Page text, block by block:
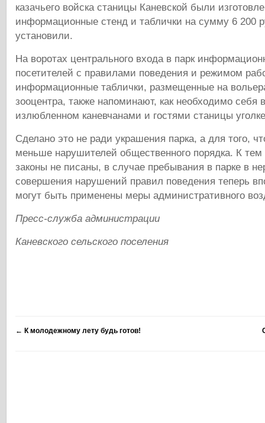
казачьего войска станицы Каневской были
информационные стенд и таблички на сумму 6 200
установили.
На воротах центрального входа в парк
посетителей с правилами поведения и режимом
информационные таблички, размещенные на
зооцентра, также напоминают, как необходимо себя
излюбленном каневчанами и гостями станицы
Сделано это не ради украшения парка, а для того,
меньше нарушителей общественного порядка. К тем
законы не писаны, в случае пребывания в парке в
совершения нарушений правил поведения теперь
могут быть применены меры административного
Пресс-служба администрации
Каневского сельского поселения
← К молодежному лету будь готов!